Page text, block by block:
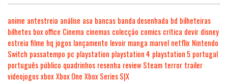
anime antestreia análise asa bancas banda desenhada bd bilheteiras
bilhetes box office Cinema cinemas colecção comics crítica devir disney
estreia filme hq jogos lançamento levoir manga marvel netflix Nintendo
Switch passatempo pc playstation playstation 4 playstation 5 portugal
português público quadrinhos resenha review Steam terror trailer
videojogosxboxXbox One Xbox Series S|X